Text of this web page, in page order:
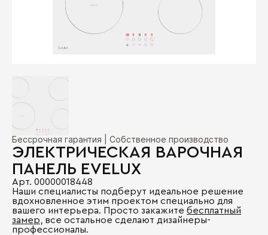
Бессрочная гарантия | Собственное производство
ЭЛЕКТРИЧЕСКАЯ ВАРОЧНАЯ
ПАНЕЛЬ EVELUX
Арт. 00000018448
Наши специалисты подберут идеальное решение
вдохновленное этим проектом специально для
вашего интерьера. Просто закажите бесплатный
замер , все остальное сделают дизайнеры-
профессионалы.